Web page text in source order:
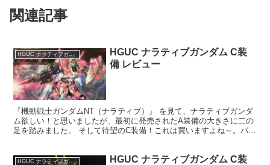
関連記事
HGUC ナラティブガンダム
HGUC ナラティブガンダム C装
備 レビュー
『機動戦士ガンダムNT（ナラティブ）』 を見て、ナラティブガンダ
ム欲しい！と思いましたが、最初に発売されたA装備の大きさに二の
足を踏みました。 そして待望のC装備！これは買いますよね～。パッ
HGUC ナラティブガンダム
HGUC ナラティブガンダム C装